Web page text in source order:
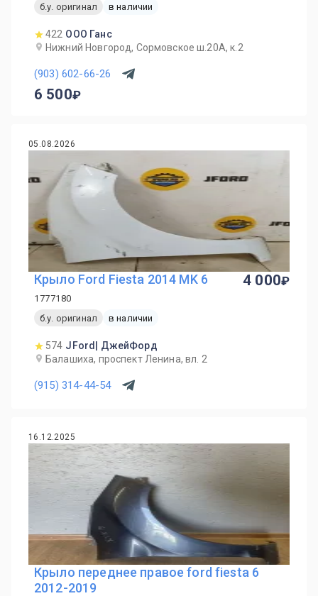
б.у. оригинал
в наличии
422 ООО Ганс
Нижний Новгород, Сормовское ш.20А, к.2
(903) 602-66-26
6 500
05.08.2026
Крыло Ford Fiesta 2014 MK 6
1777180
б.у. оригинал
в наличии
574 JFord| ДжейФорд
Балашиха, проспект Ленина, вл. 2
(915) 314-44-54
4 000
16.12.2025
Крыло переднее правое ford fiesta 6
2012-2019